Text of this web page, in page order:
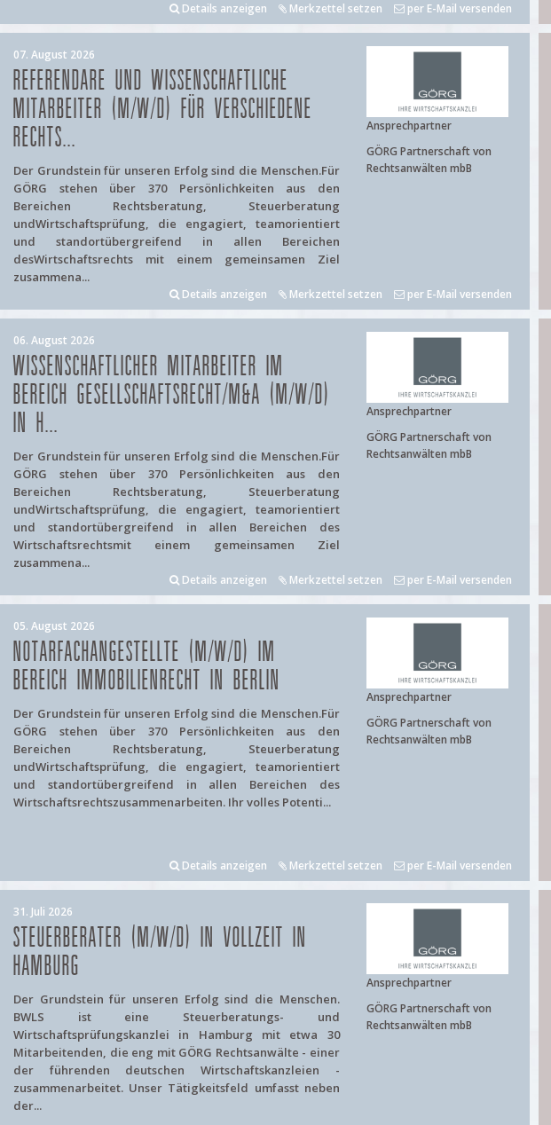
Details anzeigen Merkzettel setzen per E-Mail versenden
07. August 2026
REFERENDARE UND WISSENSCHAFTLICHE
MITARBEITER (M/W/D) FÜR VERSCHIEDENE
RECHTS...
Der Grundstein für unseren Erfolg sind die Menschen.Für
GÖRG stehen über 370 Persönlichkeiten aus den
Bereichen Rechtsberatung, Steuerberatung
undWirtschaftsprüfung, die engagiert, teamorientiert
und standortübergreifend in allen Bereichen
desWirtschaftsrechts mit einem gemeinsamen Ziel
zusammena...
Ansprechpartner
GÖRG Partnerschaft von
Rechtsanwälten mbB
Details anzeigen Merkzettel setzen per E-Mail versenden
06. August 2026
WISSENSCHAFTLICHER MITARBEITER IM
BEREICH GESELLSCHAFTSRECHT/M&A (M/W/D)
IN H...
Der Grundstein für unseren Erfolg sind die Menschen.Für
GÖRG stehen über 370 Persönlichkeiten aus den
Bereichen Rechtsberatung, Steuerberatung
undWirtschaftsprüfung, die engagiert, teamorientiert
und standortübergreifend in allen Bereichen des
Wirtschaftsrechtsmit einem gemeinsamen Ziel
zusammena...
Ansprechpartner
GÖRG Partnerschaft von
Rechtsanwälten mbB
Details anzeigen Merkzettel setzen per E-Mail versenden
05. August 2026
NOTARFACHANGESTELLTE (M/W/D) IM
BEREICH IMMOBILIENRECHT IN BERLIN
Der Grundstein für unseren Erfolg sind die Menschen.Für
GÖRG stehen über 370 Persönlichkeiten aus den
Bereichen Rechtsberatung, Steuerberatung
undWirtschaftsprüfung, die engagiert, teamorientiert
und standortübergreifend in allen Bereichen des
Wirtschaftsrechtszusammenarbeiten. Ihr volles Potenti...
Ansprechpartner
GÖRG Partnerschaft von
Rechtsanwälten mbB
Details anzeigen Merkzettel setzen per E-Mail versenden
31. Juli 2026
STEUERBERATER (M/W/D) IN VOLLZEIT IN
HAMBURG
Der Grundstein für unseren Erfolg sind die Menschen.
BWLS ist eine Steuerberatungs- und
Wirtschaftsprüfungskanzlei in Hamburg mit etwa 30
Mitarbeitenden, die eng mit GÖRG Rechtsanwälte - einer
der führenden deutschen Wirtschaftskanzleien -
zusammenarbeitet. Unser Tätigkeitsfeld umfasst neben
der...
Ansprechpartner
GÖRG Partnerschaft von
Rechtsanwälten mbB